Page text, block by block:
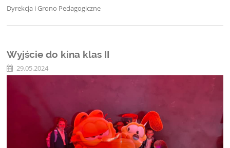
Dyrekcja i Grono Pedagogiczne
Wyjście do kina klas II
29.05.2024